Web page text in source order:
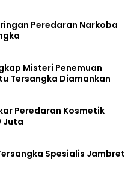
Peredaran Narkoba
Misteri Penemuan
Tersangka Diamankan
Peredaran Kosmetik
Juta
Spesialis Jambret